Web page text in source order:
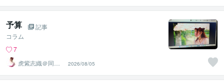
予算
記事
コラム
7
虎紫志織＠同じ
目線の『駆け込
み寺』
2026/08/05